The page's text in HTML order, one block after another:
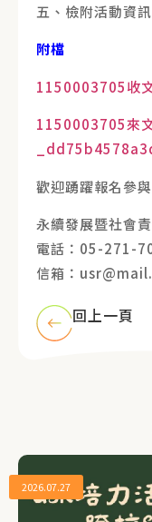
五、檢附活動資訊
附檔
1150003705收
1150003705來
歡迎踴躍報名參與
永續發展暨社會
電話：05-271-
信箱：
回上一頁
2026.07.27